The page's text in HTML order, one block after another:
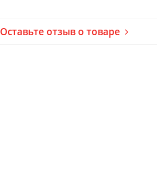
Оставьте отзыв о товаре